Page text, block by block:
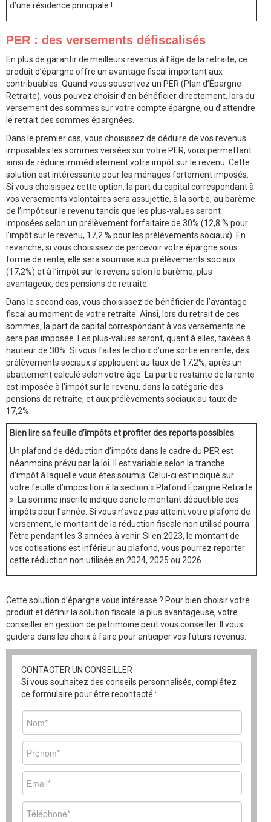
d’une résidence principale !
PER : des versements défiscalisés
En plus de garantir de meilleurs revenus à l’âge de la retraite, ce
produit d’épargne offre un avantage fiscal important aux
contribuables. Quand vous souscrivez un PER (Plan d’Épargne
Retraite), vous pouvez choisir d’en bénéficier directement, lors du
versement des sommes sur votre compte épargne, ou d’attendre
le retrait des sommes épargnées.
Dans le premier cas, vous choisissez de déduire de vos revenus
imposables les sommes versées sur votre PER, vous permettant
ainsi de réduire immédiatement votre impôt sur le revenu. Cette
solution est intéressante pour les ménages fortement imposés.
Si vous choisissez cette option, la part du capital correspondant à
vos versements volontaires sera assujettie, à la sortie, au barème
de l’impôt sur le revenu tandis que les plus-values seront
imposées selon un prélèvement forfaitaire de 30% (12,8 % pour
l’impôt sur le revenu, 17,2 % pour les prélèvements sociaux). En
revanche, si vous choisissez de percevoir votre épargne sous
forme de rente, elle sera soumise aux prélèvements sociaux
(17,2%) et à l’impôt sur le revenu selon le barème, plus
avantageux, des pensions de retraite.
Dans le second cas, vous choisissez de bénéficier de l’avantage
fiscal au moment de votre retraite. Ainsi, lors du retrait de ces
sommes, la part de capital correspondant à vos versements ne
sera pas imposée. Les plus-values seront, quant à elles, taxées à
hauteur de 30%. Si vous faites le choix d’une sortie en rente, des
prélèvements sociaux s'appliquent au taux de 17,2%, après un
abattement calculé selon votre âge. La partie restante de la rente
est imposée à l'impôt sur le revenu, dans la catégorie des
pensions de retraite, et aux prélèvements sociaux au taux de
17,2%.
Bien lire sa feuille d’impôts et profiter des reports possibles
Un plafond de déduction d’impôts dans le cadre du PER est
néanmoins prévu par la loi. Il est variable selon la tranche
d’impôt à laquelle vous êtes soumis. Celui-ci est indiqué sur
votre feuille d’imposition à la section « Plafond Épargne Retraite
». La somme inscrite indique donc le montant déductible des
impôts pour l’année. Si vous n’avez pas atteint votre plafond de
versement, le montant de la réduction fiscale non utilisé pourra
l’être pendant les 3 années à venir. Si en 2023, le montant de
vos cotisations est inférieur au plafond, vous pourrez reporter
cette réduction non utilisée en 2024, 2025 ou 2026.
Cette solution d’épargne vous intéresse ? Pour bien choisir votre
produit et définir la solution fiscale la plus avantageuse, votre
conseiller en gestion de patrimoine peut vous conseiller. Il vous
guidera dans les choix à faire pour anticiper vos futurs revenus.
CONTACTER UN CONSEILLER
Si vous souhaitez des conseils personnalisés, complétez
ce formulaire pour être recontacté :